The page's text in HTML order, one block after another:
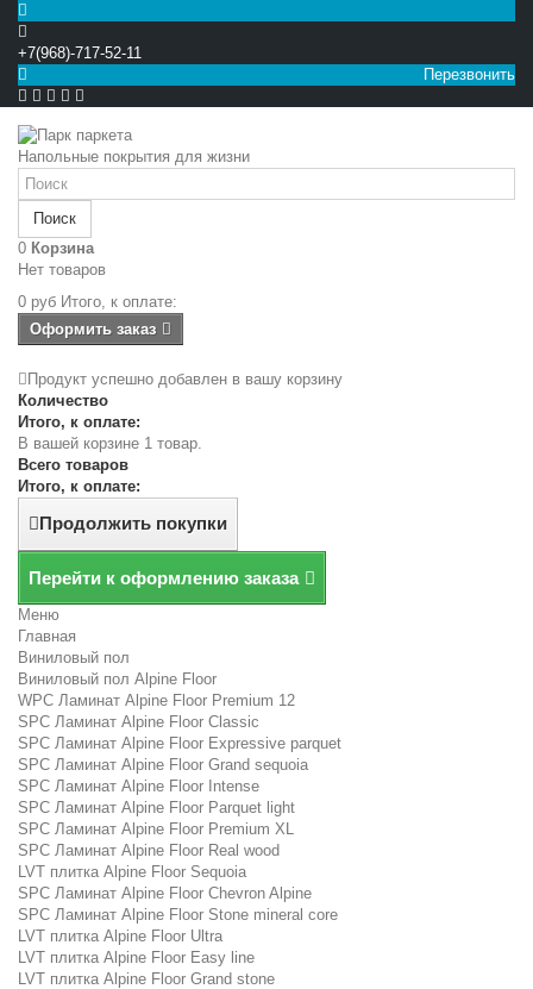
+7(968)-717-52-11
Перезвонить
 
Напольные покрытия для жизни
Поиск
0 Корзина
Нет товаров
0 руб Итого, к оплате:
Оформить заказ
Продукт успешно добавлен в вашу корзину
Количество
Итого, к оплате:
В вашей корзине 1 товар.
Всего товаров
Итого, к оплате:
Продолжить покупки
Перейти к оформлению заказа
Меню
Главная
Виниловый пол
Виниловый пол Alpine Floor
WPC Ламинат Alpine Floor Premium 12
SPC Ламинат Alpine Floor Classic
SPC Ламинат Alpine Floor Expressive parquet
SPC Ламинат Alpine Floor Grand sequoia
SPC Ламинат Alpine Floor Intense
SPC Ламинат Alpine Floor Parquet light
SPC Ламинат Alpine Floor Premium XL
SPC Ламинат Alpine Floor Real wood
LVT плитка Alpine Floor Sequoia
SPC Ламинат Alpine Floor Chevron Alpine
SPC Ламинат Alpine Floor Stone mineral core
LVT плитка Alpine Floor Ultra
LVT плитка Alpine Floor Easy line
LVT плитка Alpine Floor Grand stone